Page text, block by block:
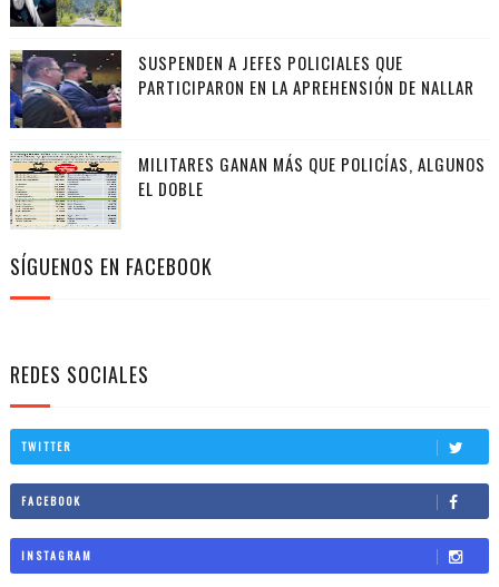
SUSPENDEN A JEFES POLICIALES QUE
PARTICIPARON EN LA APREHENSIÓN DE NALLAR
MILITARES GANAN MÁS QUE POLICÍAS, ALGUNOS
EL DOBLE
SÍGUENOS EN FACEBOOK
REDES SOCIALES
TWITTER
FACEBOOK
INSTAGRAM